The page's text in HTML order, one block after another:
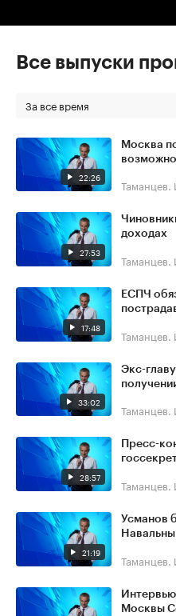
Все выпуски
За все время
22:26
Москва
Таманцев.
27:53
доходах
Таманцев.
17:48
ЕСПЧ
Таманцев.
33:02
Экс-
Таманцев.
28:57
Пресс-
Таманцев.
21:19
Усманов
Таманцев.
Москвы